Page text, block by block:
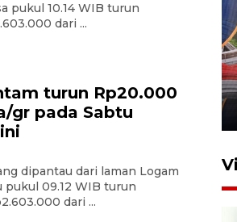
pukul 10.14 WIB turun
dari ...
turun Rp20.000
gr pada Sabtu
dipantau dari laman Logam
pukul 09.12 WIB turun
dari ...
Bogor
18:49